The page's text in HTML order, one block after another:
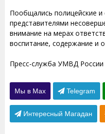
Пообщались полицейские и
представителями
внимание на мерах
воспитание, содержание и
Пресс-служба УМВД
Мы в Max Telegram
Интересный Магадан